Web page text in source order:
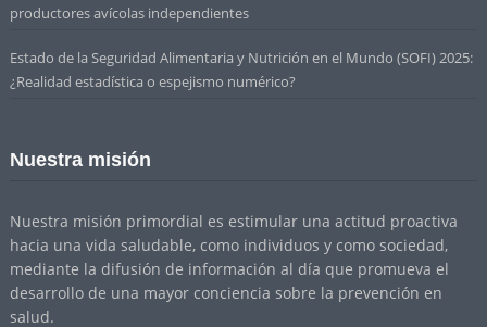
productores avícolas independientes
Estado de la Seguridad Alimentaria y Nutrición en el Mundo (SOFI) 2025:
¿Realidad estadística o espejismo numérico?
Nuestra misión
Nuestra misión primordial es estimular una actitud proactiva
hacia una vida saludable, como individuos y como sociedad,
mediante la difusión de información al día que promueva el
desarrollo de una mayor conciencia sobre la prevención en
salud.